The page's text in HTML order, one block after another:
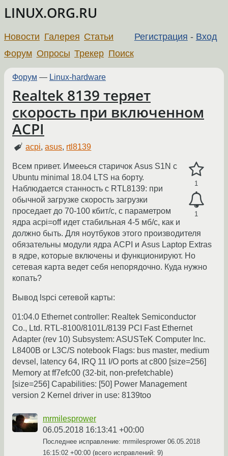
LINUX.ORG.RU
Регистрация - Вход
Новости Галерея Статьи
Форум Опросы Трекер Поиск
Форум — Linux-hardware
Realtek 8139 теряет
скорость при включенном
ACPI
acpi,asus, rtl8139
1
1
Всем привет. Имееься старичок Asus S1N с
Ubuntu minimal 18.04 LTS на борту.
Наблюдается станность с RTL8139: при
обычной загрузке скорость загрузки
проседает до 70-100 кбит/с, с параметром
ядра acpi=off идет стабильная 4-5 мб/с, как и
должно быть. Для ноутбуков этого производителя
обязательны модули ядра ACPI и Asus Laptop Extras
в ядре, которые включены и функционируют. Но
сетевая карта ведет себя непорядочно. Куда нужно
копать?
Вывод lspci сетевой карты:
01:04.0 Ethernet controller: Realtek Semiconductor
Co., Ltd. RTL-8100/8101L/8139 PCI Fast Ethernet
Adapter (rev 10) Subsystem: ASUSTeK Computer Inc.
L8400B or L3C/S notebook Flags: bus master, medium
devsel, latency 64, IRQ 11 I/O ports at c800 [size=256]
Memory at ff7efc00 (32-bit, non-prefetchable)
[size=256] Capabilities: [50] Power Management
version 2 Kernel driver in use: 8139too
mrmilesprower
06.05.2018 16:13:41 +00:00
Последнее исправление: mrmilesprower 06.05.2018
16:15:02 +00:00 (всего исправлений: 9)